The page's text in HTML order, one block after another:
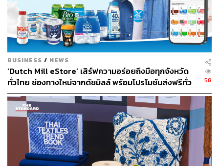
ทางการแพทย์ และให้คำปรึกษาดูแลสุขภาพแบบ
Personalized Care หรือการแพทย์เฉพาะบุคคล และบูรณา
การเชื่อมโยงข้อมูลการรักษาแบบไร้รอยต่อ
ศ.คลินิก นพ.วิศิษฎ์ วามวาณิชย์ ผู้อำนวยการโรงพยาบาล
ศิริราช กล่าวว่า SIRIRAJ H Solutions มีเป้าหมาย ‘Happy-
Healthy-Holistic’ จะเป็นศูนย์สุขภาพเชิงรุกที่ให้การดูแลคัด
กรองสุขภาพเชิงลึก (Innovative Checkup), ดูแลเชิงป้องกัน
(Preventive Treatment), เสริมสร้างสมดุลชีวิต (Mind & Body
Balance), ฟื้นฟูศักยภาพ (Enhancement & Therapeutic)
และชะลอความเสื่อม (Revitalized & Anti-Aging) โดยทีม
แพทย์และบุคลากรทางการแพทย์จะเป็นโค้ชสุขภาพที่ร่วม
ออกแบบโปรแกรมการดูแลสุขภาพทั้งกายและใจให้ตรงตาม
ไลฟ์สไตล์เฉพาะบุคคล เข้าถึงง่ายสำหรับทุกช่วงวัย เพราะตั้ง
BUSINESS / NEWS
‘Dutch Mill eStore’ เสิร์ฟความอร่อยถึงมือทุกจังหวัด
ทั่วไทย ช่องทางใหม่จากดัชมิลล์ พร้อมโปรโมชันส่งฟรีทั่ว
ประเทศ ส่งไว สั่งก่อนเที่ยง ได้ของวันถัดไป ส่งสินค้าแบบ
เย็นตรงจากโรงงาน [ADVERTORIAL]
58